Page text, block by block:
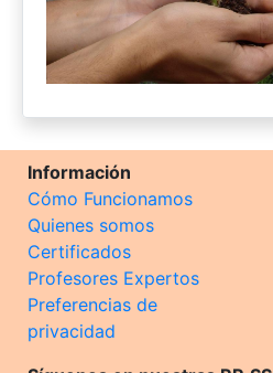
Información
Cómo Funcionamos
Quienes somos
Certificados
Profesores Expertos
Preferencias de
privacidad